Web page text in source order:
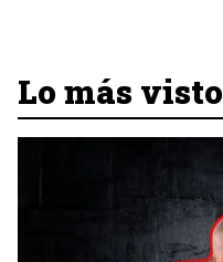
Lo más visto